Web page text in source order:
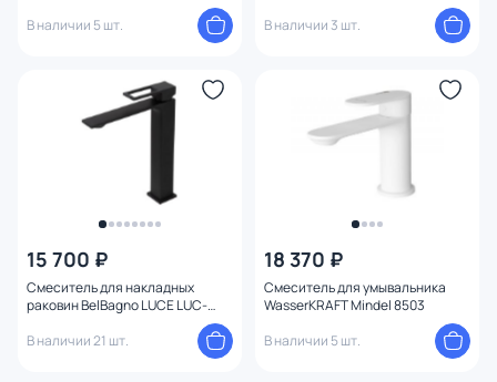
В наличии 5 шт.
В наличии 3 шт.
15 700 ₽
Смеситель для накладных
раковин BelBagno LUCE LUC-
В наличии 21 шт.
18 370 ₽
Смеситель для умывальника
WasserKRAFT Mindel 8503
В наличии 5 шт.